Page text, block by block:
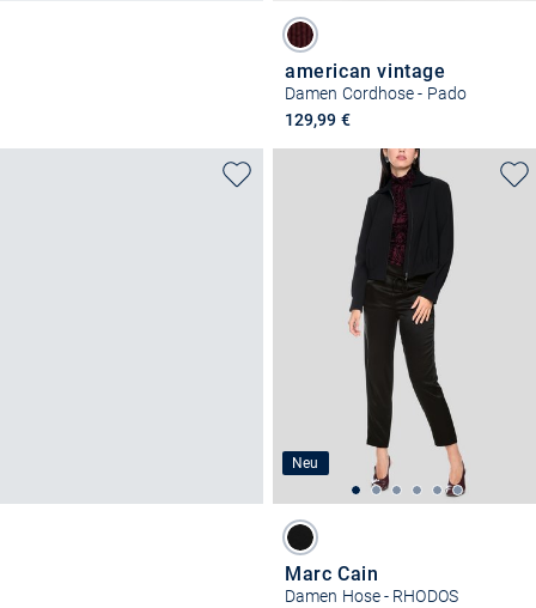
american vintage
Damen Cordhose - Pado
129,99 €
Neu
Marc Cain
Damen Hose - RHODOS